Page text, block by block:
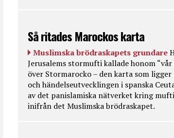
Så ritades Marockos karta
Muslimska brödraskapets grundare
Jerusalems stormufti kallade honom
över Stormarocko – den karta som
och händelseutvecklingen i spanska
av det panislamiska nätverket kring
inifrån det Muslimska brödraskapet.